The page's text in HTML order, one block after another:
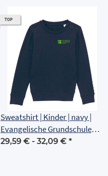
TOP
Sweatshirt | Kinder | navy |
Evangelische Grundschule
Erfurt
29,59 € - 32,09 € *